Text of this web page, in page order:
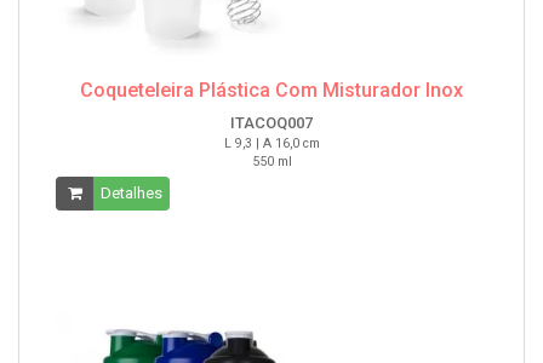
Coqueteleira Plástica Com Misturador Inox
ITACOQ007
L 9,3 | A 16,0 cm
550 ml
Detalhes